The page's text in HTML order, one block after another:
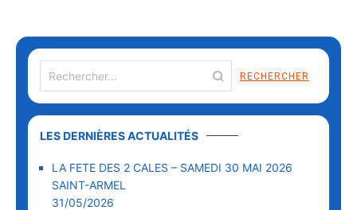
LES DERNIÈRES ACTUALITÉS
LA FETE DES 2 CALES – SAMEDI 30 MAI 2026
SAINT-ARMEL
31/05/2026